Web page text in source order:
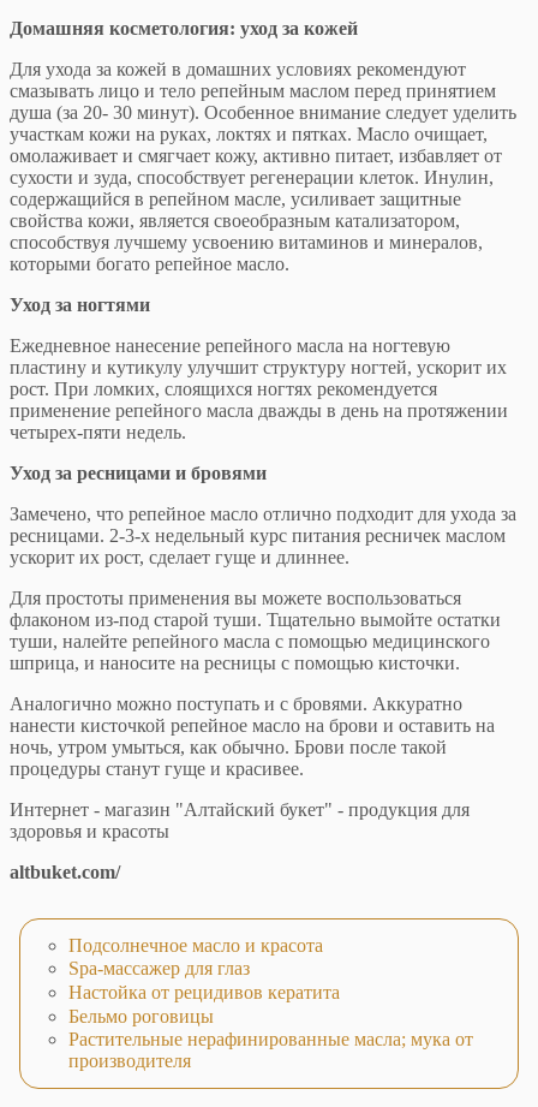
Домашняя косметология: уход за кожей
Для ухода за кожей в домашних условиях рекомендуют
смазывать лицо и тело репейным маслом перед принятием
душа (за 20- 30 минут). Особенное внимание следует уделить
участкам кожи на руках, локтях и пятках. Масло очищает,
омолаживает и смягчает кожу, активно питает, избавляет от
сухости и зуда, способствует регенерации клеток. Инулин,
содержащийся в репейном масле, усиливает защитные
свойства кожи, является своеобразным катализатором,
способствуя лучшему усвоению витаминов и минералов,
которыми богато репейное масло.
Уход за ногтями
Ежедневное нанесение репейного масла на ногтевую
пластину и кутикулу улучшит структуру ногтей, ускорит их
рост. При ломких, слоящихся ногтях рекомендуется
применение репейного масла дважды в день на протяжении
четырех-пяти недель.
Уход за ресницами и бровями
Замечено, что репейное масло отлично подходит для ухода за
ресницами. 2-3-х недельный курс питания ресничек маслом
ускорит их рост, сделает гуще и длиннее.
Для простоты применения вы можете воспользоваться
флаконом из-под старой туши. Тщательно вымойте остатки
туши, налейте репейного масла с помощью медицинского
шприца, и наносите на ресницы с помощью кисточки.
Аналогично можно поступать и с бровями. Аккуратно
нанести кисточкой репейное масло на брови и оставить на
ночь, утром умыться, как обычно. Брови после такой
процедуры станут гуще и красивее.
Интернет - магазин "Алтайский букет" - продукция для
здоровья и красоты
altbuket.com/
Подсолнечное масло и красота
Spa-массажер для глаз
Настойка от рецидивов кератита
Бельмо роговицы
Растительные нерафинированные масла; мука от
производителя